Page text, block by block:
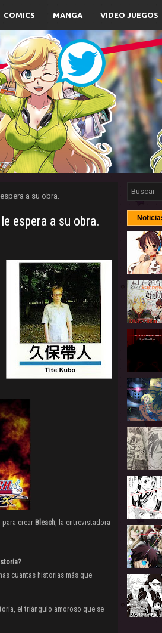
COMICS MANGA VIDEO JUEGOS
a su obra.
espera a su obra.
crear Bleach, la entrevistadora
cuantas historias más que
el triángulo amoroso que se